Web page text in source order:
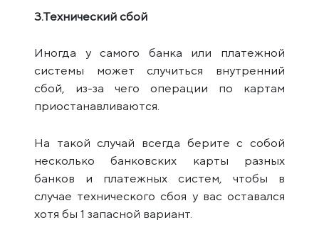
3.Технический сбой
Иногда у самого банка или платежной
системы может случиться внутренний
сбой, из-за чего операции по картам
приостанавливаются.
На такой случай всегда берите с собой
несколько банковских карты разных
банков и платежных систем, чтобы в
случае технического сбоя у вас оставался
хотя бы 1 запасной вариант.